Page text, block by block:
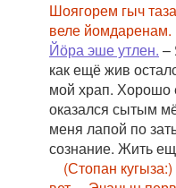
Шоягорем гыч
веле йомдаренам.
Йӧра эше утлен. –
как ещё жив
мой храп. Хорошо
оказался сытым
меня лапой по
сознание. Жить
(Стопан